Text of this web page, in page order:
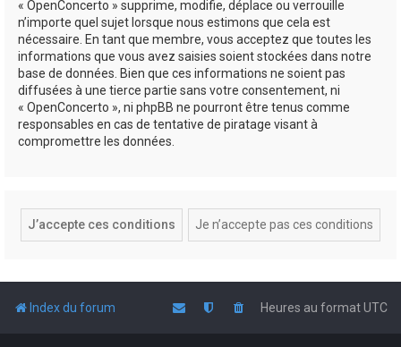
« OpenConcerto » supprime, modifie, déplace ou verrouille
n’importe quel sujet lorsque nous estimons que cela est
nécessaire. En tant que membre, vous acceptez que toutes les
informations que vous avez saisies soient stockées dans notre
base de données. Bien que ces informations ne soient pas
diffusées à une tierce partie sans votre consentement, ni
« OpenConcerto », ni phpBB ne pourront être tenus comme
responsables en cas de tentative de piratage visant à
compromettre les données.
Index du forum Heures au formatUTC